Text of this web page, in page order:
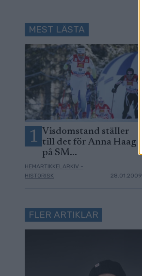
MEST LÄSTA
1 Visdomstand ställer
till det för Anna Haag
på SM...
HEMARTIKKELARKIV -
HISTORISK
28.01.2009
FLER ARTIKLAR